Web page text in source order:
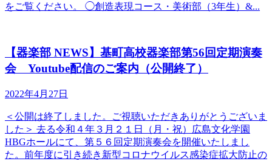
をご覧ください。 ◯創造表現コース・美術部（3年生）&...
【器楽部 NEWS】基町高校器楽部第56回定期演奏
会 Youtube配信のご案内（公開終了）
2022年4月27日
＜公開は終了しました。ご視聴いただきありがとうございま
した＞ 去る令和４年３月２１日（月・祝）広島文化学園
HBGホールにて、第５６回定期演奏会を開催いたしまし
た。前年度に引き続き新型コロナウイルス感染症拡大防止の